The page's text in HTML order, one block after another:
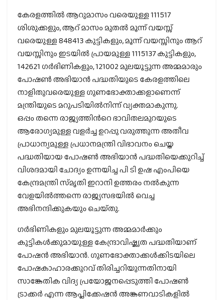
കേരളത്തിൽ ആറുമാസം വരെയുള്ള 111517
ശിശുക്കളും, ആറ് മാസം മുതൽ മൂന്ന് വയസ്സ്
വരെയുള്ള 848413 കുട്ടികളും, മൂന്ന് വയസ്സിനും ആറ്
വയസ്സിനും ഇടയിൽ പ്രായമുള്ള 1115137 കുട്ടികളും,
142621 ഗർഭിണികളും, 121002 മുലയൂട്ടുന്ന അമ്മമാരും
പോഷൺ അഭിയാൻ പദ്ധതിയുടെ കേരളത്തിലെ
നാളിതുവരെയുള്ള ഗുണഭോക്താക്കളാണെന്ന്
മന്ത്രിയുടെ മറുപടിയിൽനിന്ന് വ്യക്തമാകുന്നു.
ഒപ്പം തന്നെ രാജ്യത്തിൻറെ ഭാവിതലമുറയുടെ
ആരോഗ്യമുള്ള വളർച്ച ഉറപ്പു വരുത്തുന്ന അതീവ
പ്രാധാന്യമുള്ള പ്രധാനമന്ത്രി വിഭാവനം ചെയ്ത
പദ്ധതിയായ പോഷൺ അഭിയാൻ പദ്ധതിയെക്കുറിച്ച്
വിശദമായി ചോദ്യം ഉന്നയിച്ച പി ടി ഉഷ എംപിയെ
കേന്ദ്രമന്ത്രി സ്‌മൃതി ഇറാനി ഉത്തരം നൽകുന്ന
വേളയിൽത്തന്നെ രാജ്യസഭയിൽ വെച്ച
അഭിനന്ദിക്കുകയും ചെയ്‌തു.
ഗർഭിണികളും മുലയൂട്ടുന്ന അമ്മമാർക്കും
കുട്ടികൾക്കുമായുള്ള കേന്ദ്രാവിഷ്കൃത പദ്ധതിയാണ്
പോഷൻ അഭിയാൻ. ഗുണഭോക്താക്കൾക്കിടയിലെ
പോഷകാഹാരക്കുറവ് തിരിച്ചറിയുന്നതിനായി
സാങ്കേതിക വിദ്യ പ്രയോജനപ്പെടുത്തി പോഷൺ
ട്രാക്കർ എന്ന ആപ്ലിക്കേഷൻ അങ്കണവാടികളിൽ